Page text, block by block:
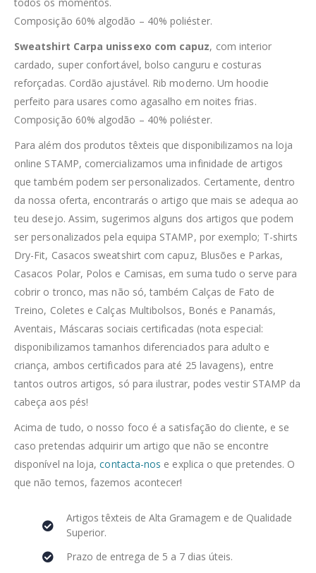
Composição 60% algodão – 40% poliéster.
Sweatshirt Carpa unissexo com capuz, com interior
cardado, super confortável, bolso canguru e costuras
reforçadas. Cordão ajustável. Rib moderno. Um hoodie
perfeito para usares como agasalho em noites frias.
Composição 60% algodão – 40% poliéster.
Para além dos produtos têxteis que disponibilizamos na loja
online STAMP, comercializamos uma infinidade de artigos
que também podem ser personalizados. Certamente, dentro
da nossa oferta, encontrarás o artigo que mais se adequa ao
teu desejo. Assim, sugerimos alguns dos artigos que podem
ser personalizados pela equipa STAMP, por exemplo; T-shirts
Dry-Fit, Casacos sweatshirt com capuz, Blusões e Parkas,
Casacos Polar, Polos e Camisas, em suma tudo o serve para
cobrir o tronco, mas não só, também Calças de Fato de
Treino, Coletes e Calças Multibolsos, Bonés e Panamás,
Aventais, Máscaras sociais certificadas (nota especial:
disponibilizamos tamanhos diferenciados para adulto e
criança, ambos certificados para até 25 lavagens), entre
tantos outros artigos, só para ilustrar, podes vestir STAMP da
cabeça aos pés!
Acima de tudo, o nosso foco é a satisfação do cliente, e se
caso pretendas adquirir um artigo que não se encontre
disponível na loja,contacta-nos e explica o que pretendes. O
que não temos, fazemos acontecer!
Artigos têxteis de Alta Gramagem e de Qualidade
Superior.
Prazo de entrega de 5 a 7 dias úteis.